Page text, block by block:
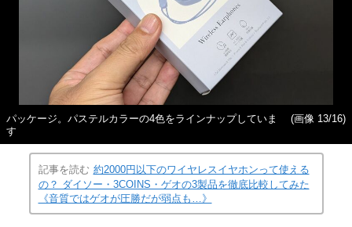
パッケージ。パステルカラーの4色をラインナップしていま
す
(画像 13/16)
記事を読む 約2000円以下のワイヤレスイヤホンって使える
の？ ダイソー・3COINS・ゲオの3製品を徹底比較してみた
《音質ではゲオが圧勝だが弱点も…》